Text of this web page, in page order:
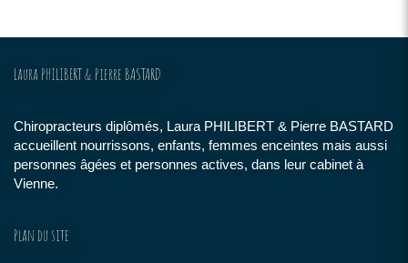
Laura PHILIBERT & Pierre BASTARD
Chiropracteurs diplômés, Laura PHILIBERT & Pierre BASTARD
accueillent nourrissons, enfants, femmes enceintes mais aussi
personnes âgées et personnes actives, dans leur cabinet à
Vienne.
Plan du site